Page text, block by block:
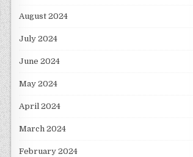
August 2024
July 2024
June 2024
May 2024
April 2024
March 2024
February 2024